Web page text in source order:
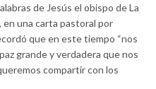
de Jesús el obispo de La
en una carta pastoral por
que en este tiempo “nos
grande y verdadera que nos
compartir con los